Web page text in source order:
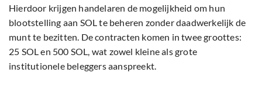
Hierdoor krijgen handelaren de mogelijkheid om hun
blootstelling aan SOL te beheren zonder daadwerkelijk de
munt te bezitten. De contracten komen in twee groottes:
25 SOL en 500 SOL, wat zowel kleine als grote
institutionele beleggers aanspreekt.